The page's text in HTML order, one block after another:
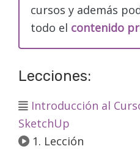
cursos y además
todo el contenido
Lecciones:
Introducción al
SketchUp
1. Lección